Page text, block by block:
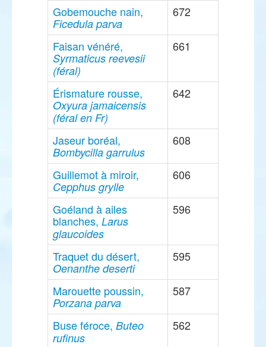
Gobemouche nain,
Ficedula parva
672
Faisan vénéré,
Syrmaticus reevesii
(féral)
661
Érismature rousse,
Oxyura jamaicensis
(féral en Fr)
642
Jaseur boréal,
Bombycilla garrulus
608
Guillemot à miroir,
Cepphus grylle
606
Goéland à ailes
blanches, Larus
glaucoides
596
Traquet du désert,
Oenanthe deserti
595
Marouette poussin,
Porzana parva
587
Buse féroce, Buteo
rufinus
562